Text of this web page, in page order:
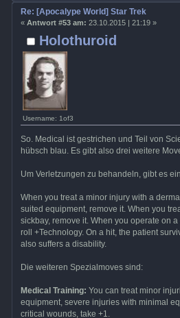
Holothuroid
Username: 1of3
Re: [Apocalype World] Star Trek
« Antwort #53 am: 23.10.2015 | 21:19 »
So. Medical ist gestrichen und Teil von
hübsch blau. Es gibt also drei weitere
Um Verletzungen zu behandeln, gibt es
When you treat a minor injury with a
suited equipment, remove it. When you
sickbay, remove it. When you operate on
roll +Technology. On a hit, the patient
also suffers a disability.
Die weiteren Spezialmoves sind:
Medical Training: You can treat minor
equipment, severe injuries with minimal
critical wounds, take +1.